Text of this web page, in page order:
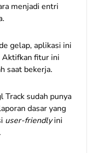
menjadi entri
gelap, aplikasi ini
Aktifkan fitur ini
saat bekerja.
Track sudah punya
dasar yang
user-friendlyini